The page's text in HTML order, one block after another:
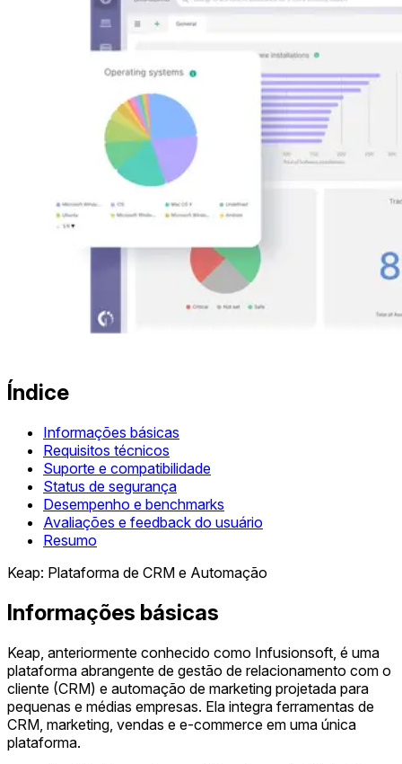
Índice
Informações básicas
Requisitos técnicos
Suporte e compatibilidade
Status de segurança
Desempenho e benchmarks
Avaliações e feedback do usuário
Resumo
Keap: Plataforma de CRM e Automação
Informações básicas
Keap, anteriormente conhecido como Infusionsoft, é uma
plataforma abrangente de gestão de relacionamento com o
cliente (CRM) e automação de marketing projetada para
pequenas e médias empresas. Ela integra ferramentas de
CRM, marketing, vendas e e-commerce em uma única
plataforma.